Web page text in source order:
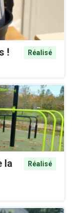
!
Réalisé
la
Réalisé